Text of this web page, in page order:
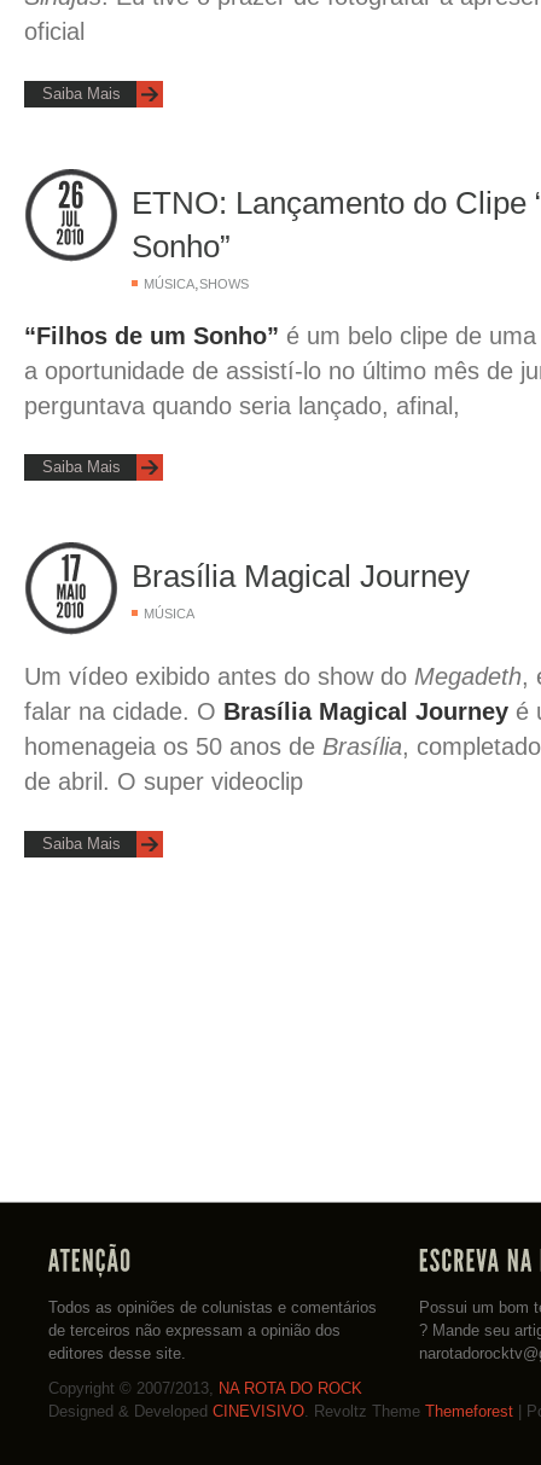
oficial
Saiba Mais
ETNO: Lançamento do Clipe
Sonho”
MÚSICA SHOWS
“Filhos de um Sonho” é um belo clipe de
a oportunidade de assistí-lo no último mês de
perguntava quando seria lançado, afinal,
Saiba Mais
Brasília Magical Journey
MÚSICA
Um vídeo exibido antes do show do Megadeth,
falar na cidade. O Brasília Magical Journey é
homenageia os 50 anos de Brasília,
de abril. O super videoclip
Saiba Mais
Todos as opiniões de colunistas e comentários
de terceiros não expressam a opinião dos
editores desse site.
Possui um bom
? Mande seu
Copyright © 2007/2013, NA ROTA DO ROCK
Designed & Developed CINEVISIVO. Revoltz Theme Themeforest |